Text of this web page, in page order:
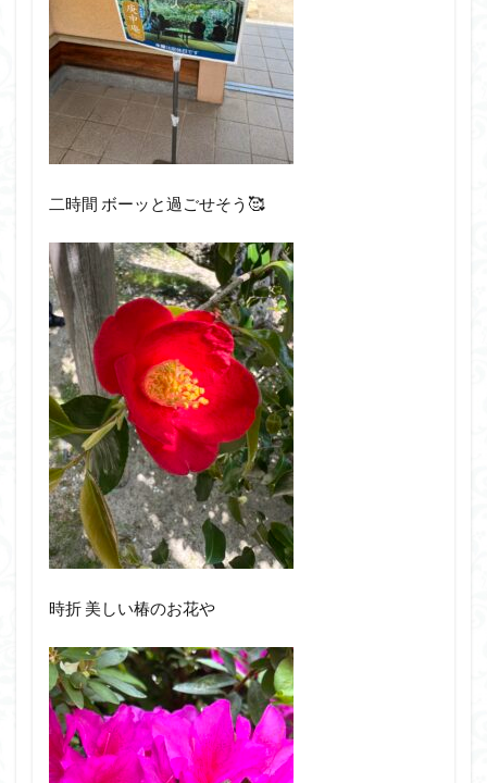
二時間 ボーッと過ごせそう🥰
時折 美しい椿のお花や